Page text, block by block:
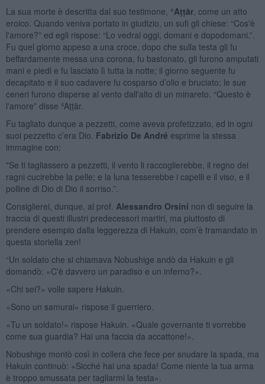
La sua morte è descritta dal suo testimone, ʿAṭṭār, come un atto
eroico. Quando veniva portato in giudizio, un sufi gli chiese: “Cos'è
l'amore?” ed egli rispose: “Lo vedrai oggi, domani e dopodomani.”.
Fu quel giorno appeso a una croce, dopo che sulla testa gli fu
beffardamente messa una corona, fu bastonato, gli furono amputati
mani e piedi e fu lasciato lì tutta la notte; il giorno seguente fu
decapitato e il suo cadavere fu cosparso d’olio e bruciato; le sue
ceneri furono disperse al vento dall'alto di un minareto. “Questo è
l'amore” disse ʿAṭṭār.
Fu tagliato dunque a pezzetti, come aveva profetizzato, ed in ogni
suoi pezzetto c’era Dio. Fabrizio De André esprime la stessa
immagine con:
"Se ti tagliassero a pezzetti, il vento li raccoglierebbe, il regno dei
ragni cucirebbe la pelle; e la luna tesserebbe i capelli e il viso, e il
polline di Dio di Dio il sorriso.”.
Consiglierei, dunque, al prof. Alessandro Orsini non di seguire la
traccia di questi illustri predecessori martiri, ma piuttosto di
prendere esempio dalla leggerezza di Hakuin, com’è tramandato in
questa storiella zen!
“Un soldato che si chiamava Nobushige andò da Hakuin e gli
domandò: «C'è davvero un paradiso e un inferno?».
«Chi sei?» volle sapere Hakuin.
«Sono un samurai» rispose il guerriero.
«Tu un soldato!» rispose Hakuin. «Quale governante ti vorrebbe
come sua guardia? Hai una faccia da accattone!».
Nobushige montò così in collera che fece per snudare la spada, ma
Hakuin continuò: «Sicché hai una spada! Come niente la tua arma
è troppo smussata per tagliarmi la testa».